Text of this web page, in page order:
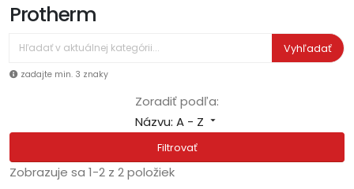
Protherm
Vyhľadať
zadajte min. 3 znaky
Zoradiť podľa:
Názvu: A - Z 
Filtrovať
Zobrazuje sa 1-2 z 2 položiek